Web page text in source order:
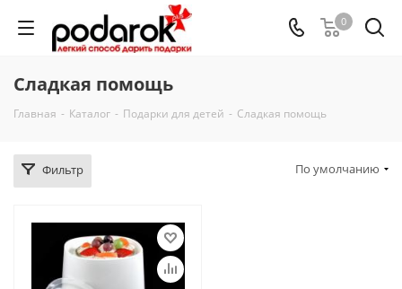
0
Сладкая помощь
Главная - Каталог - Подарки для детей - Сладкая помощь
Фильтр По умолчанию